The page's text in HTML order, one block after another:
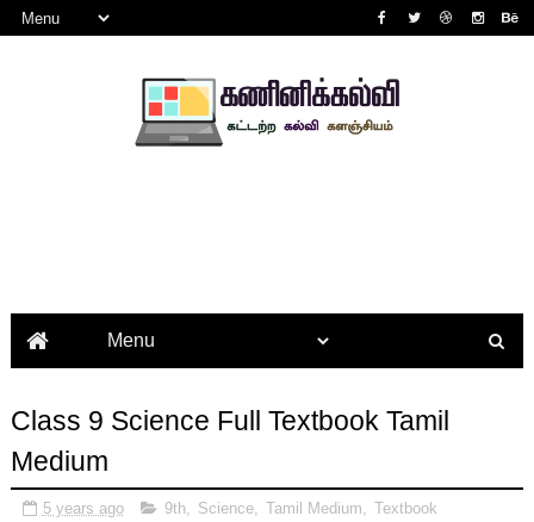
Class 9 Science Full Textbook Tamil
Medium
5 years ago 9th, Science, Tamil Medium Textbook